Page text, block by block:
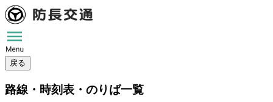
戻る
路線・時刻表・のりば一覧